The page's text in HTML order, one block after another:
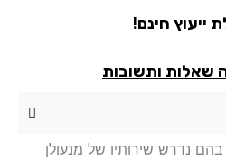
חינם!
ותשובות
שירותיו של מנעולן